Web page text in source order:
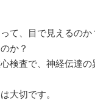
て、目で見えるのか
か？
検査で、神経伝達の
大切です。